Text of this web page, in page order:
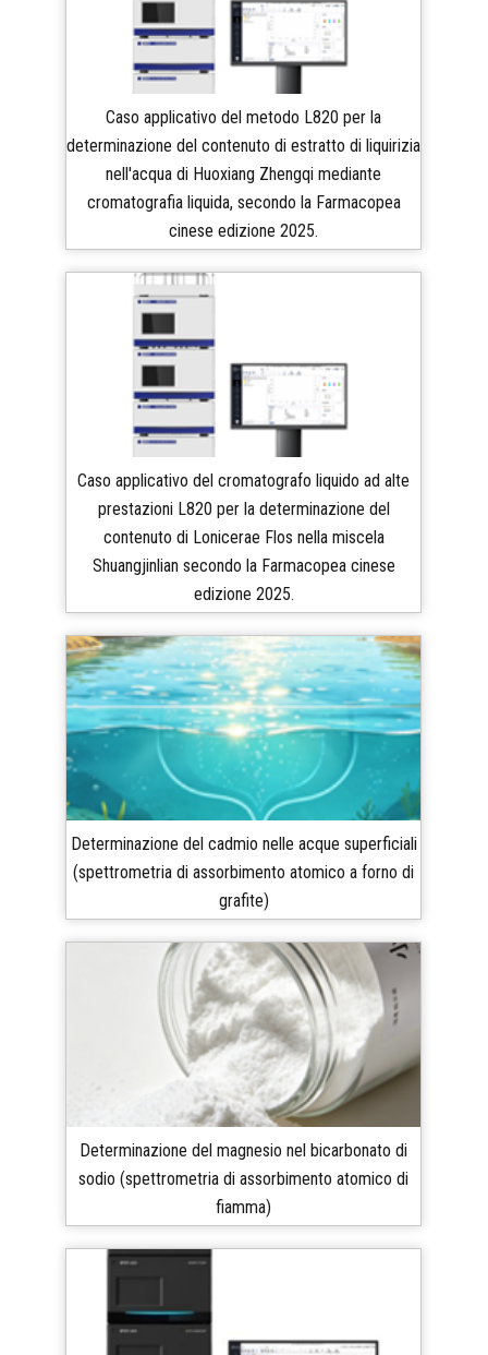
Caso applicativo del metodo L820 per la
determinazione del contenuto di estratto di liquirizia
nell'acqua di Huoxiang Zhengqi mediante
cromatografia liquida, secondo la Farmacopea
cinese edizione 2025.
Caso applicativo del cromatografo liquido ad alte
prestazioni L820 per la determinazione del
contenuto di Lonicerae Flos nella miscela
Shuangjinlian secondo la Farmacopea cinese
edizione 2025.
Determinazione del cadmio nelle acque superficiali
(spettrometria di assorbimento atomico a forno di
grafite)
Determinazione del magnesio nel bicarbonato di
sodio (spettrometria di assorbimento atomico di
fiamma)